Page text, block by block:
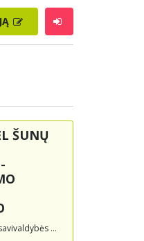
ŠUNŲ
Vilniaus miesto merui